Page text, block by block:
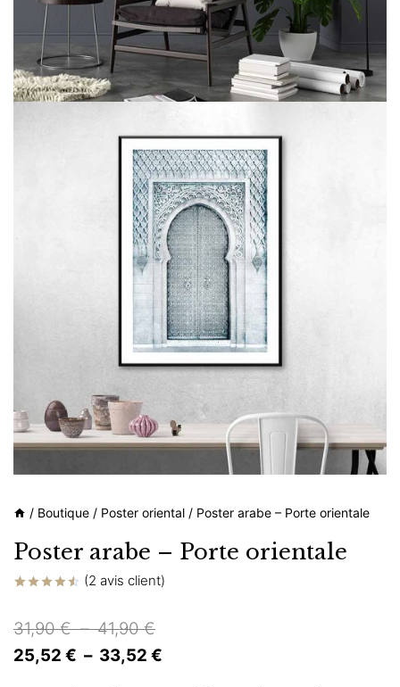
/ Boutique / Poster oriental / Poster arabe – Porte orientale
Poster arabe – Porte orientale
basé sur
notations
client
(2 avis client)
31,90€ – 41,90€Plage
de
25,52 € – 33,52 €